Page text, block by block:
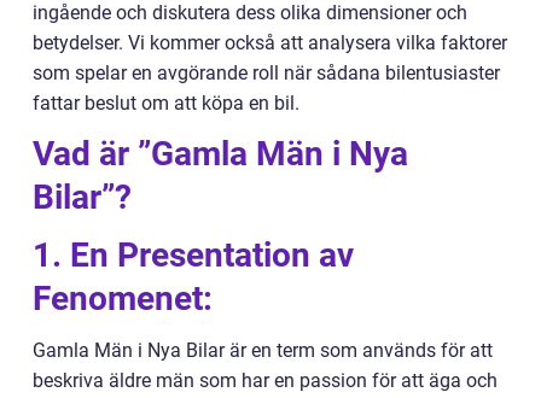
ingående och diskutera dess olika dimensioner och
betydelser. Vi kommer också att analysera vilka faktorer
som spelar en avgörande roll när sådana bilentusiaster
fattar beslut om att köpa en bil.
Vad är ”Gamla Män i Nya
Bilar”?
1. En Presentation av
Fenomenet:
Gamla Män i Nya Bilar är en term som används för att
beskriva äldre män som har en passion för att äga och